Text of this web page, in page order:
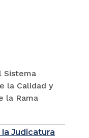
Sistema
la Calidad y
la Rama
Judicatura